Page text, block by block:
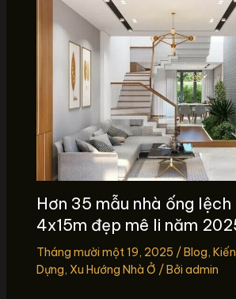
Hơn 35 mẫu nhà ống
4x15m đẹp mê li năm
Tháng mười một 19, 2025 /Blog,
Dựng, Xu Hướng Nhà Ở / Bởi admin